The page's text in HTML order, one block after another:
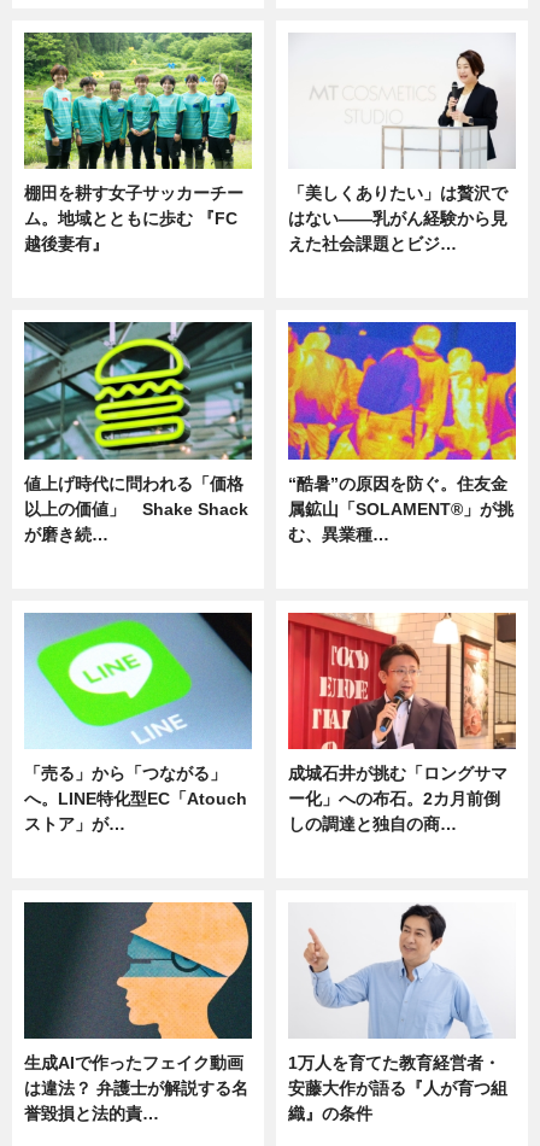
棚田を耕す女子サッカーチー
ム。地域とともに歩む 『FC
越後妻有』
「美しくありたい」は贅沢で
はない――乳がん経験から見
えた社会課題とビジ…
値上げ時代に問われる「価格
以上の価値」 Shake Shack
が磨き続…
“酷暑”の原因を防ぐ。住友金
属鉱山「SOLAMENT®」が挑
む、異業種…
「売る」から「つながる」
へ。LINE特化型EC「Atouch
ストア」が…
成城石井が挑む「ロングサマ
ー化」への布石。2カ月前倒
しの調達と独自の商…
生成AIで作ったフェイク動画
は違法？ 弁護士が解説する名
誉毀損と法的責…
1万人を育てた教育経営者・
安藤大作が語る『人が育つ組
織』の条件